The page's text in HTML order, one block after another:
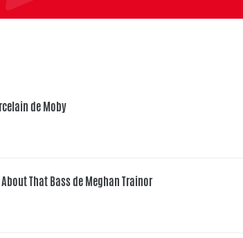
de Moby
That Bass de Meghan Trainor